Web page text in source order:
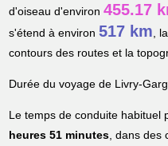
d'oiseau d'environ455.17
s'étend à environ517 km,
contours des routes et la
Durée du voyage de Livry-
Le temps de conduite
heures 51 minutes, dans des